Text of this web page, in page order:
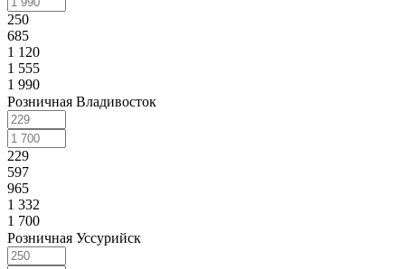
250
685
1 120
1 555
1 990
Розничная Владивосток
229
597
965
1 332
1 700
Розничная Уссурийск